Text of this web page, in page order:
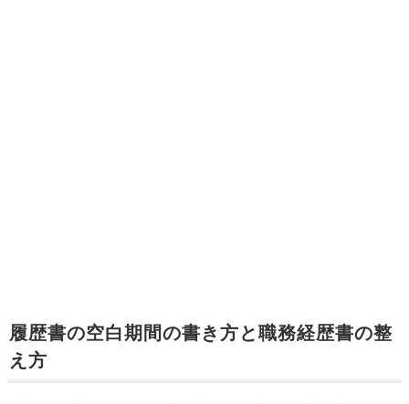
履歴書の空白期間の書き方と職務経歴書の整
え方